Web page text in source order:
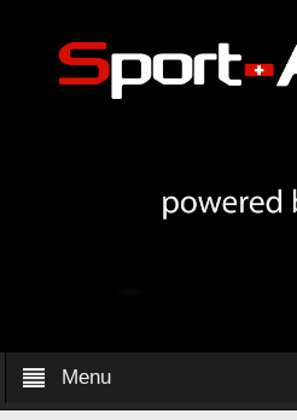
Menu